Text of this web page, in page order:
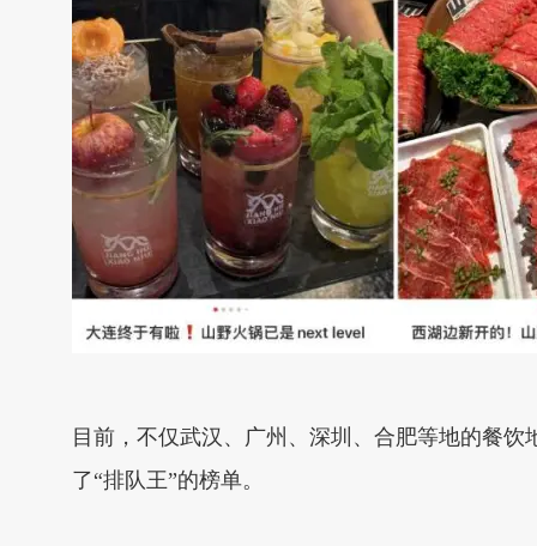
目前，不仅武汉、广州、深圳、合肥等地的餐
了“排队王”的榜单。